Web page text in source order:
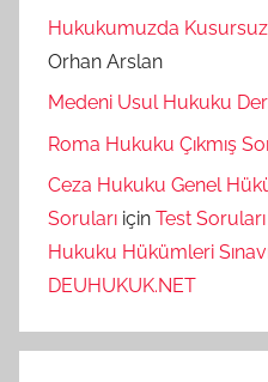
Hukukumuzda
Orhan Arslan
Medeni Usul Hukuku
Roma Hukuku Çıkmış
Ceza Hukuku Genel
Soruları için Test
Hukuku Hükümleri
DEUHUKUK.NET